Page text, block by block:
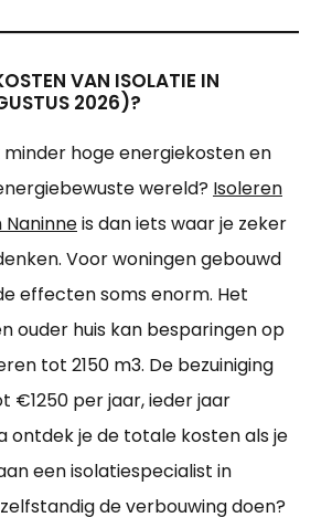
VAN ISOLATIE IN
2026)?
minder hoge energiekosten en
wereld? Isoleren
Naninneis dan iets waar je zeker
Voor woningen gebouwd
effecten soms enorm. Het
ouder huis kan besparingen op
tot 2150 m3. De bezuiniging
€1250 per jaar, ieder jaar
ontdek je de totale kosten als je
een isolatiespecialist in
zelfstandig de verbouwing doen?